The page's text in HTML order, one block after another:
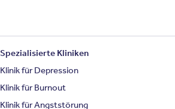
Spezialisierte Kliniken
Klinik für Depression
Klinik für Burnout
Klinik für Angststörung